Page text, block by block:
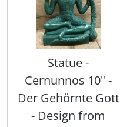
Statue -
Cernunnos 10" -
Der Gehörnte Gott
- Design from